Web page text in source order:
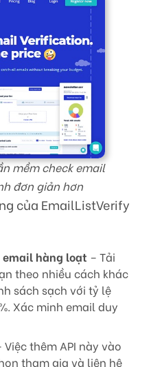
mềm check email
đơn giản hơn
của EmailListVerify
hàng loạt – Tải
theo nhiều cách khác
sách sạch với tỷ lệ
Xác minh email duy
Việc thêm API này vào
tham gia và liên hệ